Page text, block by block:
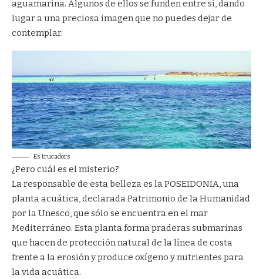
aguamarina. Algunos de ellos se funden entre sí, dando
lugar a una preciosa imagen que no puedes dejar de
contemplar.
Es trucadors
¿Pero cuál es el misterio?
La responsable de esta belleza es la POSEIDONIA, una
planta acuática, declarada Patrimonio de la Humanidad
por la Unesco, que sólo se encuentra en el mar
Mediterráneo. Esta planta forma praderas submarinas
que hacen de protección natural de la línea de costa
frente a la erosión y produce oxígeno y nutrientes para
la vida acuática.